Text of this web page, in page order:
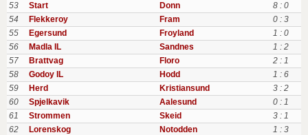
53
Start Donn
8 : 0
54
Flekkeroy Fram
0 : 3
55
Egersund Froyland
1 : 0
56
Madla IL Sandnes
1 : 2
57
Brattvag Floro
2 : 1
58
Godoy IL Hodd
1 : 6
59
Herd Kristiansund
3 : 2
60
Spjelkavik Aalesund
0 : 1
61
Strommen Skeid
3 : 1
62
Lorenskog Notodden
1 : 3